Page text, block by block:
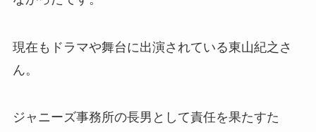
現在もドラマや舞台に出演されている東山紀之さ
ん。
ジャニーズ事務所の長男として責任を果たすた